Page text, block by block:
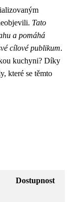
Tato
a pomáhá
cílové publikum.
kuchyni? Díky
které se těmto
Dostupnost